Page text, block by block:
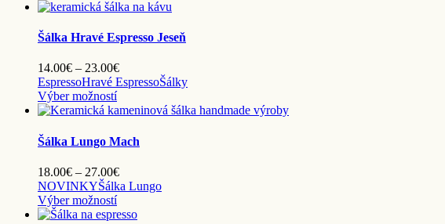
Šálka Hravé Espresso Jeseň
14.00€ – 23.00€Price
range:
through
EspressoHravé EspressoŠálky
Výber možnostíTento
produkt
viacero
variantov.
Možnosti
si
môžete
vybrať
Šálka Lungo Mach
18.00€ – 27.00€Price
range:
through
NOVINKYŠálka Lungo
Výber možnostíTento
produkt